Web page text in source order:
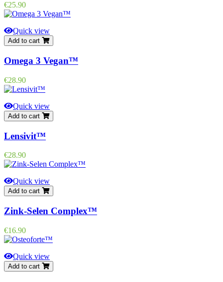
Price
€25.90
Quick view
Add to cart
Omega 3 Vegan™
Price
€28.90
Quick view
Add to cart
Lensivit™
Price
€28.90
Quick view
Add to cart
Zink-Selen Complex™
Price
€16.90
Quick view
Add to cart